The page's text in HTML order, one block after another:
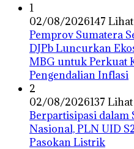
1
02/08/2026147 Lihat
Pemprov Sumatera
DJPb Luncurkan
MBG untuk Perkuat
Pengendalian Inflasi
2
02/08/2026137 Lihat
Berpartisipasi dalam
Nasional, PLN UID
Pasokan Listrik